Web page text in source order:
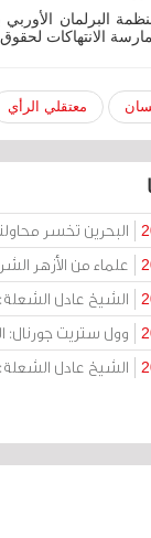
البرلمان
الانتهاكات
معتقلي الرأي
البحرين تخسر
علماء من الأزهر
الشيخ عادل الشعلة:
وول ستريت جورنال:
الشيخ عادل